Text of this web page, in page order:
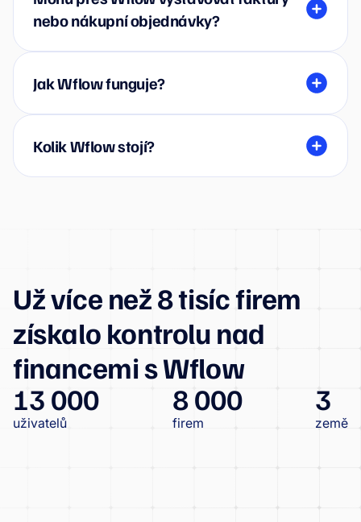
nebo nákupní objednávky?
Jak Wflow funguje?
Kolik Wflow stojí?
Už více než 8 tisíc firem
získalo kontrolu nad
financemi s Wflow
13 000
uživatelů
8 000
firem
3
země